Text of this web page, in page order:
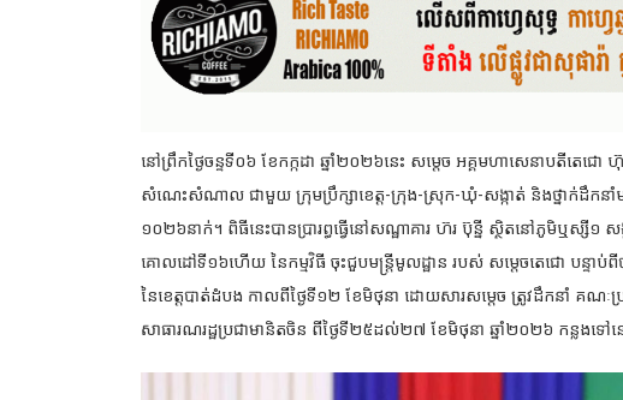
នៅព្រឹកថ្ងៃចន្ទទី០៦ ខែកក្កដា ឆ្នាំ២០២៦នេះ សម្ដេច អគ្គមហាសេនាបតីតេជោ
សំណេះសំណាល ជាមួយ ក្រុមប្រឹក្សាខេត្ត-ក្រុង-ស្រុក-ឃុំ-សង្កាត់ និងថ្នាក់ដឹកនាំម
១០២៦នាក់។ ពិធីនេះបានប្រារព្ធធ្វើនៅសណ្ឋាគារ ហ៊រ ប៊ុន្នី ស្ថិតនៅភូមិឬស្សី១ សង្
គោលដៅទី១៦ហើយ នៃកម្មវិធី ចុះជួបមន្ត្រីមូលដ្ឋាន របស់ សម្តេចតេជោ បន្ទាប់
នៃខេត្តបាត់ដំបង កាលពីថ្ងៃទី១២ ខែមិថុនា ដោយសារសម្តេច ត្រូវដឹកនាំ គណៈប្
សាធារណរដ្ឋប្រជាមានិតចិន ពីថ្ងៃទី២៥ដល់២៧ ខែមិថុនា ឆ្នាំ២០២៦ កន្លងទៅន